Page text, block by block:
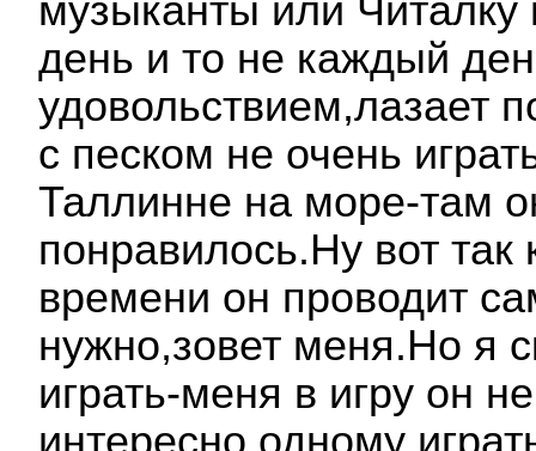
музыканты или
день и то не каждый
удовольствием,лазает
с песком не очень
Таллинне на море-там
понравилось.Ну вот
времени он проводит
нужно,зовет меня.Но я
играть-меня в игру он